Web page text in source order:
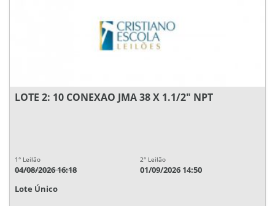
LOTE 2: 10 CONEXAO JMA 38 X 1.1/2" NPT
1° Leilão
04/08/2026 16:18
2° Leilão
01/09/2026 14:50
Lote Único